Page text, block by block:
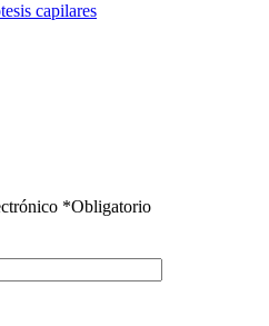
capilares
*Obligatorio